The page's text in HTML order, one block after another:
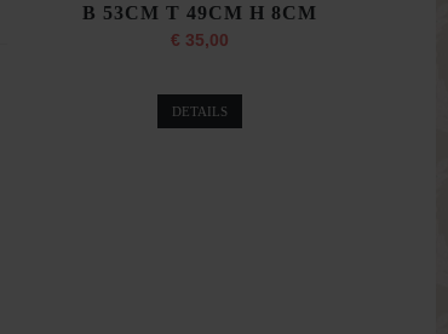
B 53CM T 49CM H 8CM
€ 35,00
DETAILS